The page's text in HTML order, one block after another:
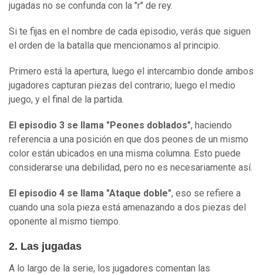
jugadas no se confunda con la "r" de rey.
Si te fijas en el nombre de cada episodio, verás que siguen
el orden de la batalla que mencionamos al principio.
Primero está la apertura, luego el intercambio donde ambos
jugadores capturan piezas del contrario; luego el medio
juego, y el final de la partida.
El episodio 3 se llama "Peones doblados", haciendo
referencia a una posición en que dos peones de un mismo
color están ubicados en una misma columna. Esto puede
considerarse una debilidad, pero no es necesariamente así.
El episodio 4 se llama "Ataque doble", eso se refiere a
cuando una sola pieza está amenazando a dos piezas del
oponente al mismo tiempo.
2. Las jugadas
A lo largo de la serie, los jugadores comentan las